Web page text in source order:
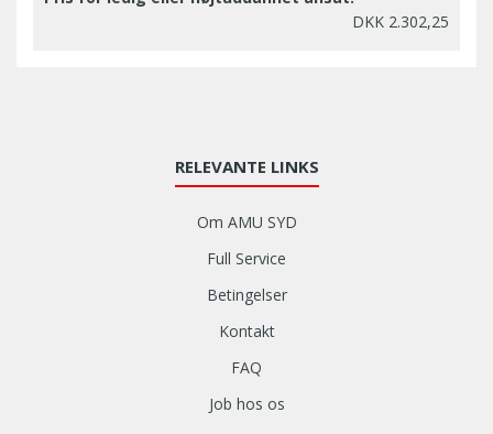
DKK 2.302,25
RELEVANTE LINKS
Om AMU SYD
Full Service
Betingelser
Kontakt
FAQ
Job hos os